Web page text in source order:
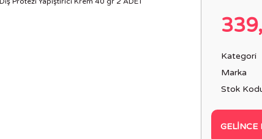
Kategori
Marka
Stok
GELINCE